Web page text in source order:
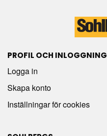
PROFIL OCH INLOGGNING
Logga in
Skapa konto
Inställningar för cookies